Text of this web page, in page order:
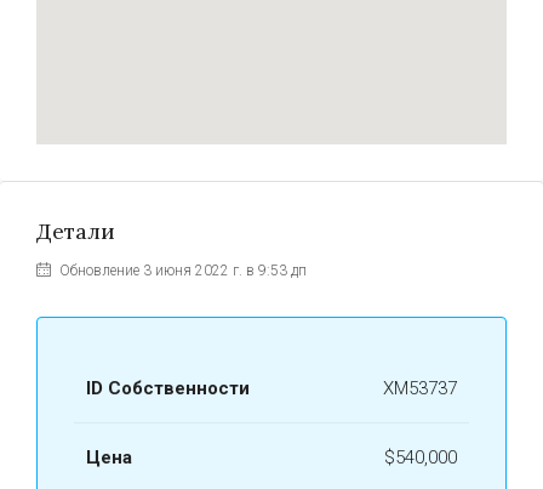
Детали
Обновление 3 июня 2022 г. в 9:53 дп
ID Собственности ХМ53737
Цена $540,000